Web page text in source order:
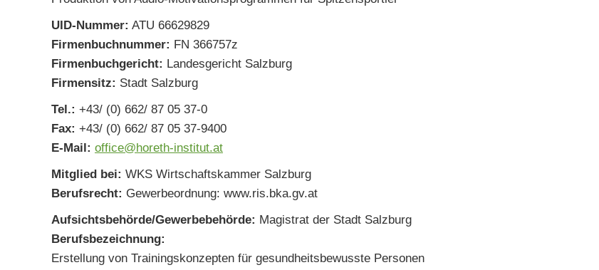
UID-Nummer: ATU 66629829
Firmenbuchnummer: FN 366757z
Firmenbuchgericht: Landesgericht Salzburg
Firmensitz: Stadt Salzburg
Tel.: +43/ (0) 662/ 87 05 37-0
Fax: +43/ (0) 662/ 87 05 37-9400
E-Mail: office@horeth-institut.at
Mitglied bei: WKS Wirtschaftskammer Salzburg
Berufsrecht: Gewerbeordnung: www.ris.bka.gv.at
Aufsichtsbehörde/Gewerbebehörde: Magistrat der Stadt Salzburg
Berufsbezeichnung:
Erstellung von Trainingskonzepten für gesundheitsbewusste Personen